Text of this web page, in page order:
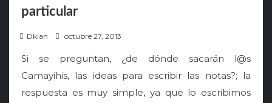
particular
Dklan
s
t
e
octubre 27, 2013
Si se preguntan, ¿de dónde sacarán l@s
Camayihis, las ideas para escribir las notas?; la
respuesta es muy simple, ya que lo escribimos